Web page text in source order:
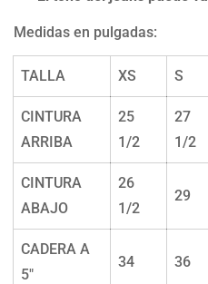
Medidas en pulgadas:
TALLA XS S
CINTURA
ARRIBA
25
1/2
27
1/2
CINTURA
ABAJO
26
1/2
29
CADERA A
5"
34 36